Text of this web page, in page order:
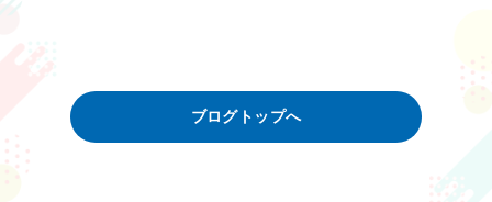
ブログトップへ